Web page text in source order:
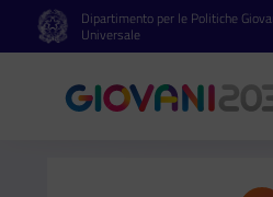
Vai al contenuto principale
Vai al footerDipartimento per le Politiche
Universale